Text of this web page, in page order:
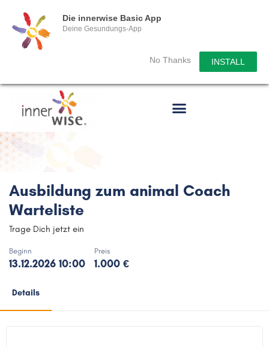
Die innerwise Basic App
Deine Gesundungs-App
No Thanks INSTALL
Ausbildung zum animal Coach
Warteliste
Trage Dich jetzt ein
Beginn
13.12.2026 10:00
Preis
1.000 €
Details